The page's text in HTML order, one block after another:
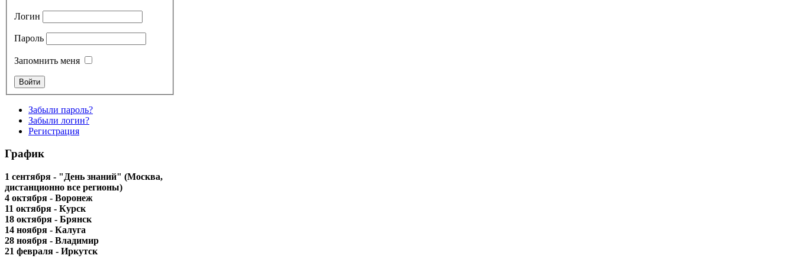
Логин
Пароль
Запомнить меня
Забыли пароль?
Забыли логин?
Регистрация
График
1 сентября - "День знаний" (Москва,
дистанционно все регионы)
4 октября - Воронеж
11 октября - Курск
18 октября - Брянск
14 ноября - Калуга
28 ноября - Владимир
21 февраля - Иркутск